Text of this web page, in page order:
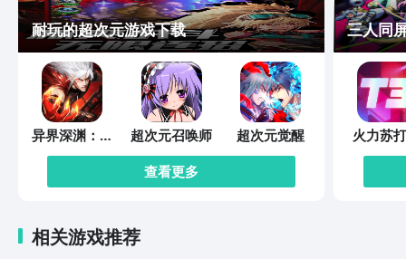
耐玩的超次元游戏下载
异界深渊：觉
醒
超次元召唤师
超次元觉醒
查看更多
三人同
火力苏
相关游戏推荐